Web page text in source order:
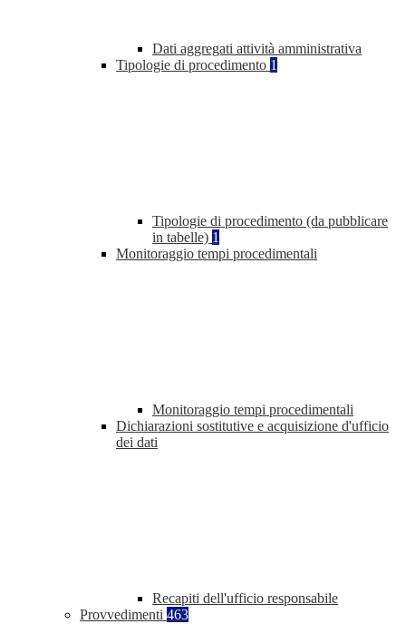
Dati aggregati attività amministrativa
Tipologie di procedimento 1
Tipologie di procedimento (da pubblicare
in tabelle) 1
Monitoraggio tempi procedimentali
Monitoraggio tempi procedimentali
Dichiarazioni sostitutive e acquisizione d'ufficio
dei dati
Recapiti dell'ufficio responsabile
Provvedimenti 463